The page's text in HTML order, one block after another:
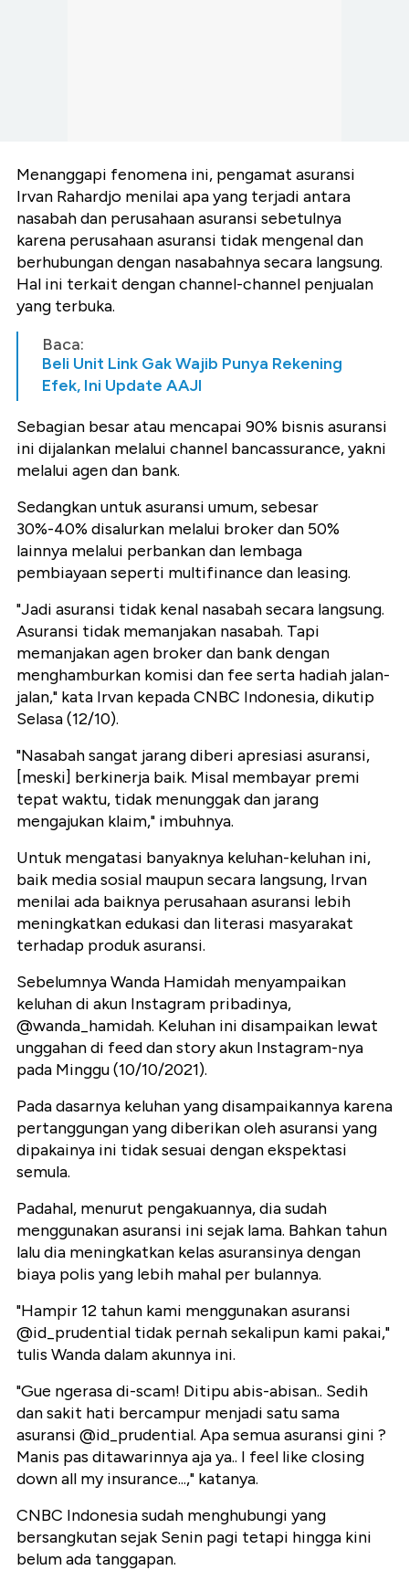
Menanggapi fenomena ini, pengamat asuransi
Irvan Rahardjo menilai apa yang terjadi antara
nasabah dan perusahaan asuransi sebetulnya
karena perusahaan asuransi tidak mengenal dan
berhubungan dengan nasabahnya secara langsung.
Hal ini terkait dengan channel-channel penjualan
yang terbuka.
Baca:
Beli Unit Link Gak Wajib Punya Rekening
Efek, Ini Update AAJI
Sebagian besar atau mencapai 90% bisnis asuransi
ini dijalankan melalui channel bancassurance, yakni
melalui agen dan bank.
Sedangkan untuk asuransi umum, sebesar
30%-40% disalurkan melalui broker dan 50%
lainnya melalui perbankan dan lembaga
pembiayaan seperti multifinance dan leasing.
"Jadi asuransi tidak kenal nasabah secara langsung.
Asuransi tidak memanjakan nasabah. Tapi
memanjakan agen broker dan bank dengan
menghamburkan komisi dan fee serta hadiah jalan-
jalan," kata Irvan kepada CNBC Indonesia, dikutip
Selasa (12/10).
"Nasabah sangat jarang diberi apresiasi asuransi,
[meski] berkinerja baik. Misal membayar premi
tepat waktu, tidak menunggak dan jarang
mengajukan klaim," imbuhnya.
Untuk mengatasi banyaknya keluhan-keluhan ini,
baik media sosial maupun secara langsung, Irvan
menilai ada baiknya perusahaan asuransi lebih
meningkatkan edukasi dan literasi masyarakat
terhadap produk asuransi.
Sebelumnya Wanda Hamidah menyampaikan
keluhan di akun Instagram pribadinya,
@wanda_hamidah. Keluhan ini disampaikan lewat
unggahan di feed dan story akun Instagram-nya
pada Minggu (10/10/2021).
Pada dasarnya keluhan yang disampaikannya karena
pertanggungan yang diberikan oleh asuransi yang
dipakainya ini tidak sesuai dengan ekspektasi
semula.
Padahal, menurut pengakuannya, dia sudah
menggunakan asuransi ini sejak lama. Bahkan tahun
lalu dia meningkatkan kelas asuransinya dengan
biaya polis yang lebih mahal per bulannya.
"Hampir 12 tahun kami menggunakan asuransi
@id_prudential tidak pernah sekalipun kami pakai,"
tulis Wanda dalam akunnya ini.
"Gue ngerasa di-scam! Ditipu abis-abisan.. Sedih
dan sakit hati bercampur menjadi satu sama
asuransi @id_prudential. Apa semua asuransi gini ?
Manis pas ditawarinnya aja ya.. I feel like closing
down all my insurance...," katanya.
CNBC Indonesia sudah menghubungi yang
bersangkutan sejak Senin pagi tetapi hingga kini
belum ada tanggapan.